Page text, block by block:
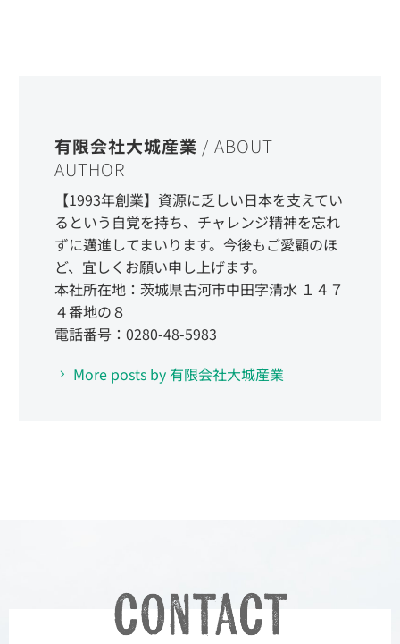
有限会社大城産業 / ABOUT
AUTHOR
【1993年創業】資源に乏しい日本を支えてい
るという自覚を持ち、チャレンジ精神を忘れ
ずに邁進してまいります。今後もご愛顧のほ
ど、宜しくお願い申し上げます。
本社所在地：茨城県古河市中田字清水 １４７
４番地の８
電話番号：0280-48-5983
More posts by 有限会社大城産業